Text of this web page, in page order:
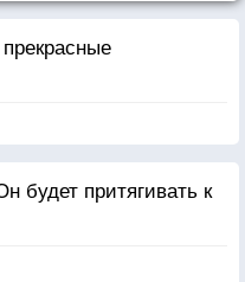
будет притягивать к